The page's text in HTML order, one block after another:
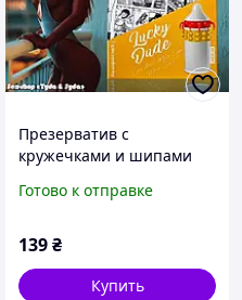
Презерватив с
кружечками и шипами
новых ощущений с Lucky
двоих
Готово к отправке
139₴
Купить